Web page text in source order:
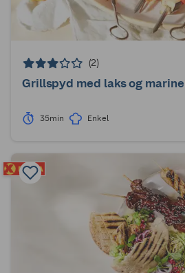
(2)
Grillspyd med laks og
35min Enkel